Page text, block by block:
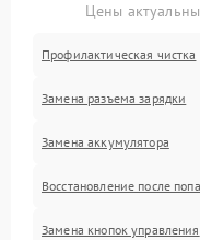
Цены
Профилактическая чистка
Замена разъема зарядки
Замена аккумулятора
Восстановление после
Замена кнопок управления